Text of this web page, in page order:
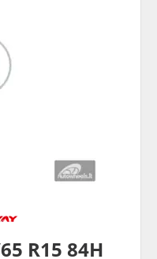
R15 84H